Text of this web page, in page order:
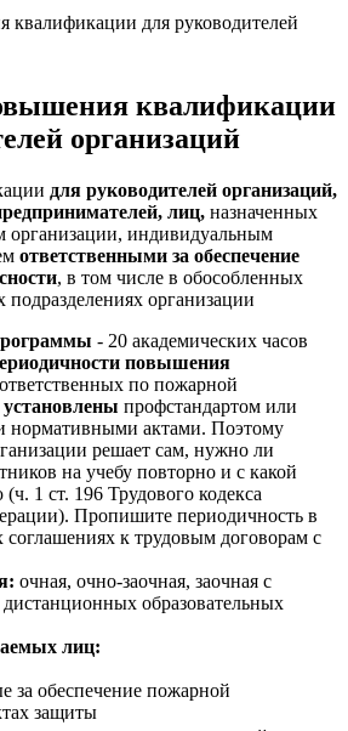
для руководителей
квалификации
организаций
для руководителей организаций,
лиц, назначенных
организации, индивидуальным
ответственными за обеспечение
, в том числе в обособленных
подразделениях организации
- 20 академических часов
повышения
ответственных по пожарной
установлены профстандартом или
нормативными актами. Поэтому
решает сам, нужно ли
на учебу повторно и с какой
1 ст. 196 Трудового кодекса
Пропишите периодичность в
соглашениях к трудовым договорам с
очная, очно-заочная, заочная с
образовательных
лиц:
за обеспечение пожарной
защиты